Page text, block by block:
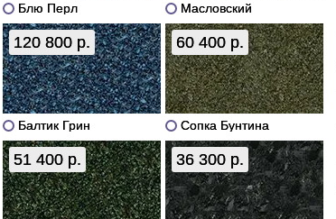
Блю Перл
120 800 р.
Масловский
60 400 р.
Балтик Грин
51 400 р.
Сопка Бунтина
36 300 р.